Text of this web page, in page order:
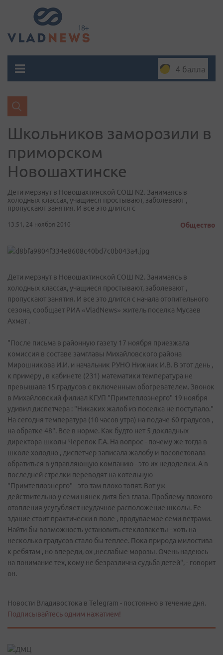
4 балла
Школьников заморозили в
приморском
Новошахтинске
Дети мерзнут в Новошахтинской СОШ N2. Занимаясь в
холодных классах, учащиеся простывают, заболевают ,
пропускают занятия. И все это длится с
13:51, 24 ноября 2010 Общество
Дети мерзнут в Новошахтинской СОШ N2. Занимаясь в
холодных классах, учащиеся простывают, заболевают ,
пропускают занятия. И все это длится с начала отопительного
сезона, сообщает РИА «VladNews» житель поселка Мусаев
Ахмат .
"После письма в районную газету 17 ноября приезжала
комиссия в составе замглавы Михайловского района
Мирошникова И.И. и начальник РУНО Нижник И.В. В этот день ,
к примеру , в кабинете (231) математики температура не
превышала 15 градусов с включенным обогревателем. Звонок
в Михайловский филиал КГУП "Примтеплоэнерго" 19 ноября
удивил диспетчера : "Никаких жалоб из поселка не поступало."
На сегодня температура (10 часов утра) на подаче 60 градусов ,
на обратке 48". Все в норме. Как будто нет 5 докладных
директора школы Черепок Г.А. На вопрос - почему же тогда в
школе холодно , диспетчер записала жалобу и посоветовала
обратиться в управляющую компанию - это их недоделки. А в
последней стрелки переводят на котельную
"Примтеплоэнерго" - это там плохо топят. Вот уж
действительно у семи нянек дитя без глаза. Проблему плохого
отопления усугубляет неудачное расположение школы. Ее
здание стоит практически в поле , продуваемое семи ветрами.
Найти бы возможность установить стеклопакеты - хоть на
несколько градусов стало бы теплее. Пока природа милостива
к ребятам , но впереди, ох ,неслабые морозы. Очень надеюсь
на понимание тех, кому не безразлична судьба детей", - говорит
он.
Новости Владивостока в Telegram - постоянно в течение дня.
Подписывайтесь одним нажатием!